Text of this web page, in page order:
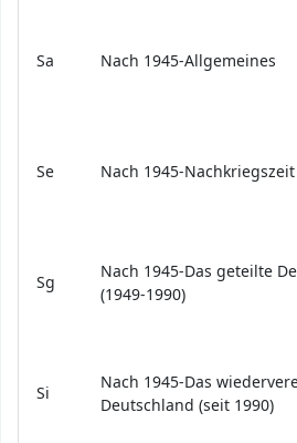
Sa Nach 1945-Allgemeines
Se Nach 1945-
Sg
Nach 1945-Das geteilte
(1949-1990)
Si
Nach 1945-Das
Deutschland (seit 1990)